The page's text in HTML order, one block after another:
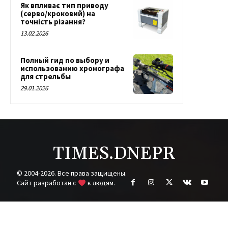
Як впливає тип приводу
(серво/кроковий) на
точність різання?
13.02.2026
Полный гид по выбору и
использованию хронографа
для стрельбы
29.01.2026
TIMES.DNEPR
© 2004-2026. Все права защищены.
Cайт разработан с
к людям.